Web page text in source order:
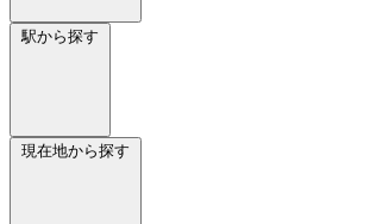
駅から探す
現在地から探す